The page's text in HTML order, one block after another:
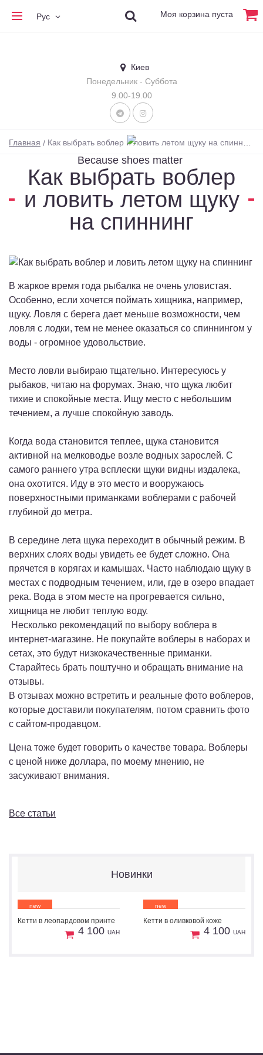
Понедельник - Суббота
9.00-19.00
Рус
Киев
Because shoes matter
Моя корзина пуста
Главная Как выбрать воблер и ловить летом щуку на спиннинг
Как выбрать воблер
и ловить летом щуку
на спиннинг
В жаркое время года рыбалка не очень уловистая.
Особенно, если хочется поймать хищника, например,
щуку. Ловля с берега дает меньше возможности, чем
ловля с лодки, тем не менее оказаться со спиннингом у
воды - огромное удовольствие.
Место ловли выбираю тщательно. Интересуюсь у
рыбаков, читаю на форумах. Знаю, что щука любит
тихие и спокойные места. Ищу место с небольшим
течением, а лучше спокойную заводь.
Когда вода становится теплее, щука становится
активной на мелководье возле водных зарослей. С
самого раннего утра всплески щуки видны издалека,
она охотится. Иду в это место и вооружаюсь
поверхностными приманками воблерами с рабочей
глубиной до метра.
В середине лета щука переходит в обычный режим. В
верхних слоях воды увидеть ее будет сложно. Она
прячется в корягах и камышах. Часто наблюдаю щуку в
местах с подводным течением, или, где в озеро впадает
река. Вода в этом месте на прогревается сильно,
хищница не любит теплую воду.
Несколько рекомендаций по выбору воблера в
интернет-магазине. Не покупайте воблеры в наборах и
сетах, это будут низкокачественные приманки.
Старайтесь брать поштучно и обращать внимание на
отзывы.
В отзывах можно встретить и реальные фото воблеров,
которые доставили покупателям, потом сравнить фото
с сайтом-продавцом.
Цена тоже будет говорить о качестве товара. Воблеры
с ценой ниже доллара, по моему мнению, не
засуживают внимания.
Все статьи
Новинки
new
1 Пошив
Кетти в леопардовом принте
4 100 UAH
new
1 Пошив
Кетти в оливковой коже
4 100 UAH